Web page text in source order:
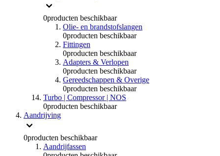
0producten beschikbaar
Olie- en brandstofslangen
0producten beschikbaar
Fittingen
0producten beschikbaar
Adapters & Verlopen
0producten beschikbaar
Gereedschappen & Overige
0producten beschikbaar
Turbo | Compressor | NOS
0producten beschikbaar
Aandrijving
0producten beschikbaar
Aandrijfassen